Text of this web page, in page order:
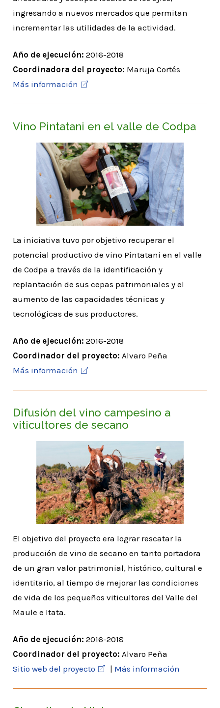
ingresando a nuevos mercados que permitan
incrementar las utilidades de la actividad.
Año de ejecución: 2016-2018
Coordinadora del proyecto: Maruja Cortés
Más información
Vino Pintatani en el valle de Codpa
La iniciativa tuvo por objetivo recuperar el
potencial productivo de vino Pintatani en el valle
de Codpa a través de la identificación y
replantación de sus cepas patrimoniales y el
aumento de las capacidades técnicas y
tecnológicas de sus productores.
Año de ejecución: 2016-2018
Coordinador del proyecto: Alvaro Peña
Más información
Difusión del vino campesino a
viticultores de secano
El objetivo del proyecto era lograr rescatar la
producción de vino de secano en tanto portadora
de un gran valor patrimonial, histórico, cultural e
identitario, al tiempo de mejorar las condiciones
de vida de los pequeños viticultores del Valle del
Maule e Itata.
Año de ejecución: 2016-2018
Coordinador del proyecto: Alvaro Peña
Sitio web del proyecto
| Más información